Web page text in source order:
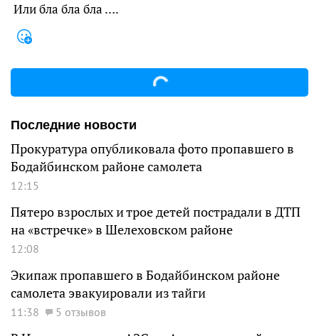
Или бла бла бла ….
Последние новости
Прокуратура опубликовала фото пропавшего в
Бодайбинском районе самолета
12:15
Пятеро взрослых и трое детей пострадали в ДТП
на «встречке» в Шелеховском районе
12:08
Экипаж пропавшего в Бодайбинском районе
самолета эвакуировали из тайги
11:38 5 отзывов